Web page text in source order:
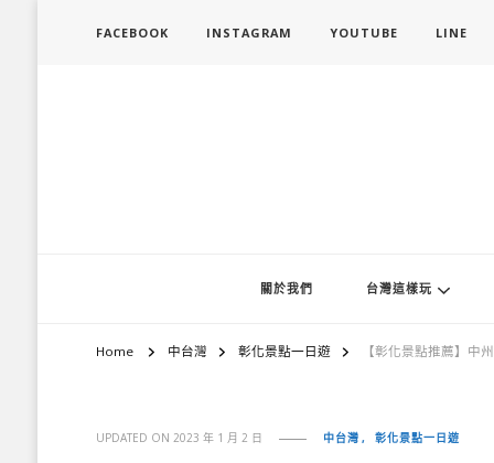
FACEBOOK INSTAGRAM YOUTUBE LINE
關於我們 台灣這樣玩
Home 中台灣 彰化景點一日遊 【彰化景點推薦】中
UPDATED ON 2023 年 1 月 2 日 中台灣 彰化景點一日遊